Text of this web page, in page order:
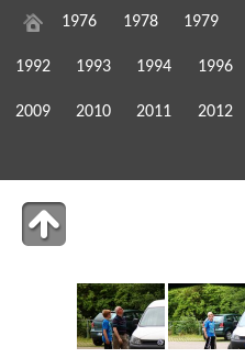
1976 1978 1979
1992 1993 1994 1996
2009 2010 2011 2012